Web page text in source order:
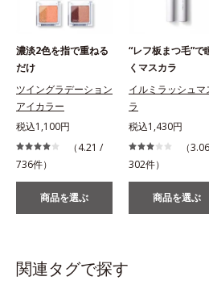
濃淡2色を指で重ねる
だけ
ツイングラデーション
アイカラー
税込1,100円
（4.21 /
736件）
商品を選ぶ
“レフ板まつ毛”で
くマスカラ
イルミラッシュマ
ラ
税込1,430円
（
302件）
商品を選ぶ
関連タグで探す